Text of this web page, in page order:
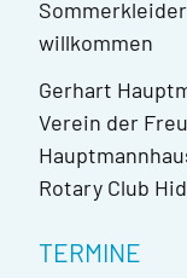
willkommen
Gerhart
Verein der
Rotary Club
TERMINE